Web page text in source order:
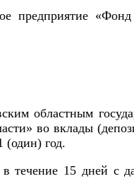
предприятие
областным
во вклады
(один) год.
течение 15 дней с